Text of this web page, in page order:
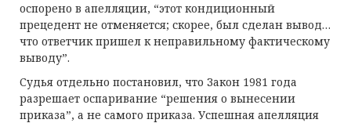
оспорено в апелляции, “этот кондиционный
прецедент не отменяется; скорее, был сделан вывод…
что ответчик пришел к неправильному фактическому
выводу”.
Судья отдельно постановил, что Закон 1981 года
разрешает оспаривание “решения о вынесении
приказа”, а не самого приказа. Успешная апелляция